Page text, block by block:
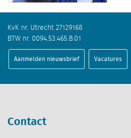
KvK nr. Utrecht 27129168
BTW nr. 0094.53.465.B.01
Aanmelden nieuwsbrief Vacatures
Contact